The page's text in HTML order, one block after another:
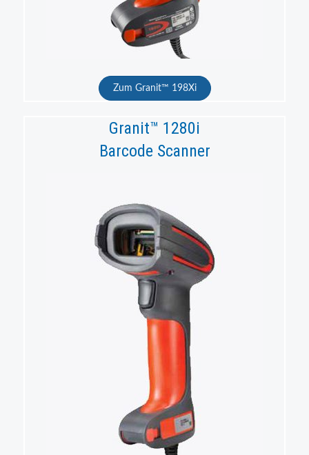
Zum Granit™ 198Xi
Granit™ 1280i
Barcode Scanner